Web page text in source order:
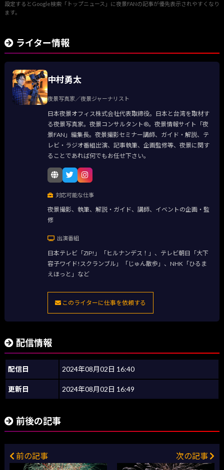
設定するとGoogle検索「トップニュース」に夜景FANの記事が優先表示されやすくなり
ます。
ライター情報
中村勇太
夜景写真家／夜景ジャーナリスト
日本夜景オフィス株式会社代表取締役。日本と台湾を取材す
る夜景写真家。夜景コンサルタント®。夜景情報サイト「夜
景FAN」編集長。夜景撮影セミナー講師、ガイド・解説、テ
レビ・ラジオ番組出演、記事執筆、企画監修等、夜景に関す
ることであれば何でもお任せ下さい。
対応可能な仕事
夜景撮影、執筆、解説・ガイド、講師、イベントの企画・監
修
出演番組
日本テレビ「ZIP!」「ヒルナンデス！」、テレビ朝日「大下
容子ワイド!スクランブル」「じゅん散歩」、NHK「ひるま
えほっと」など
このライターに仕事を依頼する
配信情報
配信日 2024年08月02日 16:40
更新日 2024年08月02日 16:49
前後の記事
前の記事 次の記事